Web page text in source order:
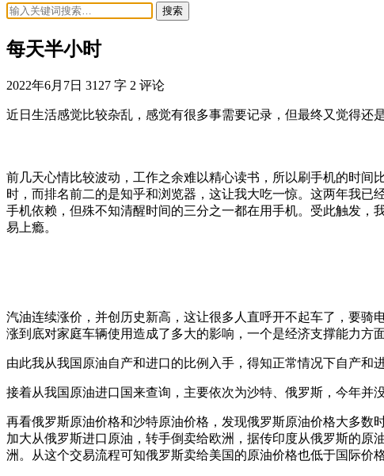
搜索
每天半小时
2022年6月7日 3127 字 2 评论
近日生活感觉比较杂乱，感觉有很多事需要记录，但最终又觉得还
前几天心情比较波动，工作之余难以精心读书，所以刷手机的时
时，而排名前二的是知乎和浏览器，这让我大吃一惊。这两年我
手机依赖，但殊不知清醒时间的三分之一都在用手机。受此触发
易上瘾。
汽油连续涨价，并创历史新高，这让很多人直呼开不起车了，要
涨到底对家庭车辆使用造成了多大的影响，一个是经济支撑能力方
由此我从我国原油自产和进口的比例入手，得知正常情况下自产和
接着从我国原油进口国来查询，主要依次为沙特、俄罗斯，今年并
再看俄罗斯原油价格和沙特原油价格，发现俄罗斯原油价格大多数
加大从俄罗斯进口原油，转手倒卖给欧洲，据传印度从俄罗斯的
洲。从这个交易流程可知俄罗斯卖给美国的原油价格也低于国际价